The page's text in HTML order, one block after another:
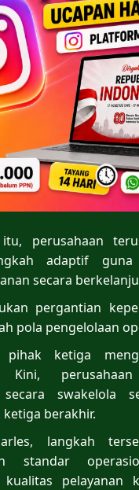
perusahaan
adaptif guna
secara
pergantian
pola pengelolaan
pihak ketiga
Kini,
secara swakelola
berakhir.
langkah
standar
kualitas pelayanan